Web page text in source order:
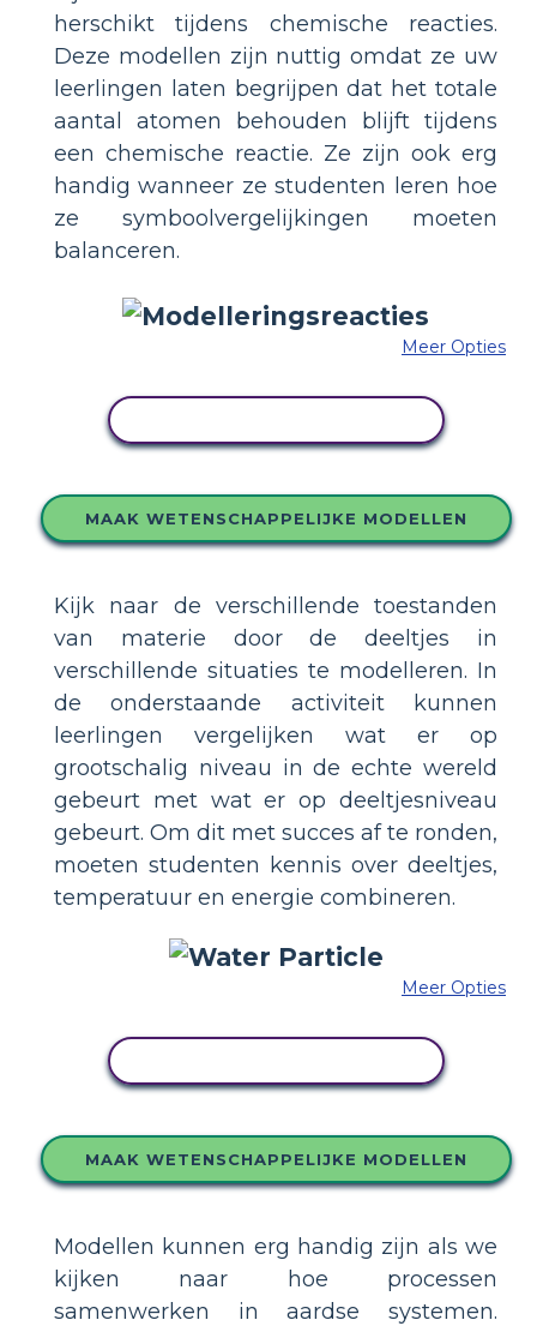
herschikt tijdens chemische reacties.
Deze modellen zijn nuttig omdat ze uw
leerlingen laten begrijpen dat het totale
aantal atomen behouden blijft tijdens
een chemische reactie. Ze zijn ook erg
handig wanneer ze studenten leren hoe
ze symboolvergelijkingen moeten
balanceren.
Meer Opties
MAAK WETENSCHAPPELIJKE MODELLEN
Kijk naar de verschillende toestanden
van materie door de deeltjes in
verschillende situaties te modelleren. In
de onderstaande activiteit kunnen
leerlingen vergelijken wat er op
grootschalig niveau in de echte wereld
gebeurt met wat er op deeltjesniveau
gebeurt. Om dit met succes af te ronden,
moeten studenten kennis over deeltjes,
temperatuur en energie combineren.
Meer Opties
MAAK WETENSCHAPPELIJKE MODELLEN
Modellen kunnen erg handig zijn als we
kijken naar hoe processen
samenwerken in aardse systemen.